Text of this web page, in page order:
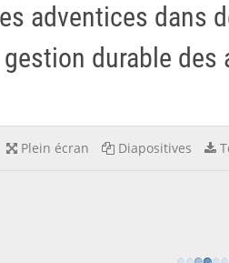
adventices dans
durable
Plein écran Diapositives